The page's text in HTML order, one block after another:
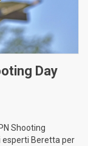
Day
Shooting
esperti Beretta per